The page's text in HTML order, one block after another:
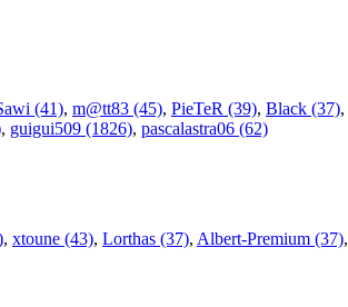
(41), m@tt83 (45), PieTeR (39), Black (37),
, guigui509 (1826), pascalastra06 (62)
, xtoune (43), Lorthas (37), Albert-Premium (37),